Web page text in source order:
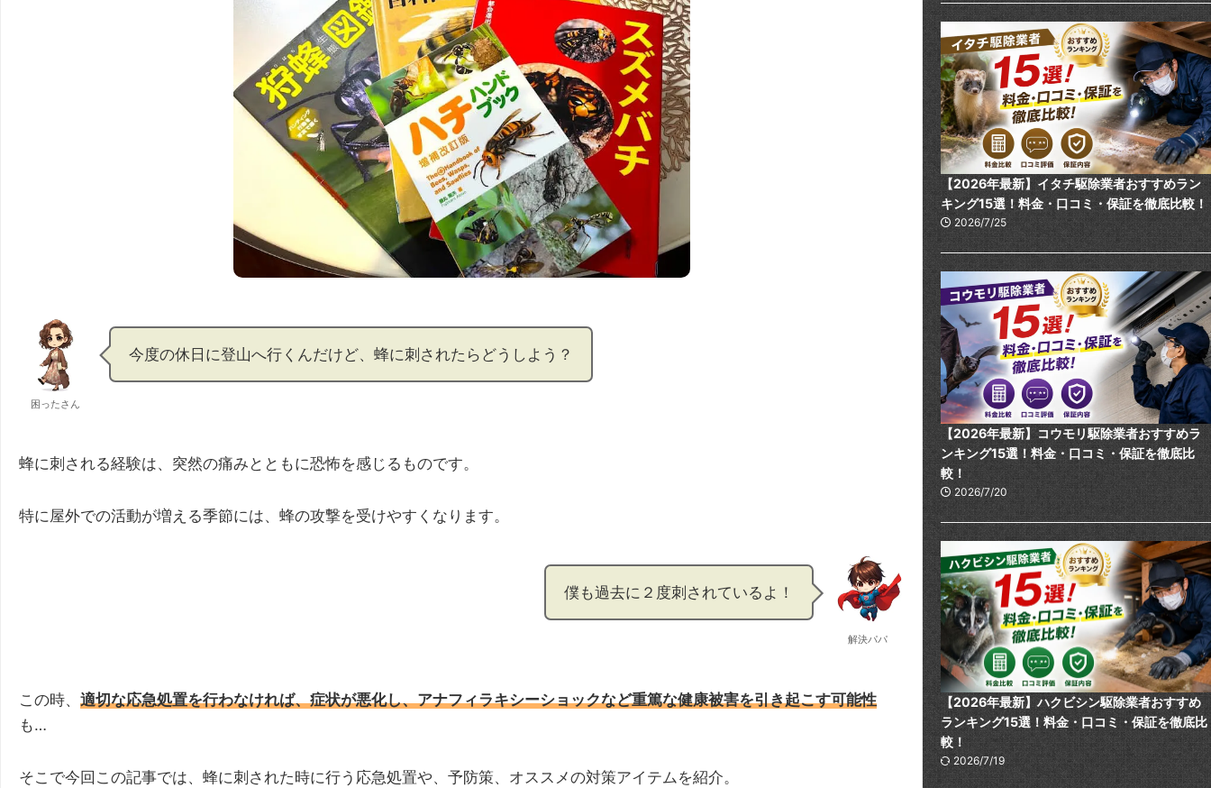
困ったさん
今度の休日に登山へ行くんだけど、蜂に刺されたらどうしよう？
蜂に刺される経験は、突然の痛みとともに恐怖を感じるものです。
特に屋外での活動が増える季節には、蜂の攻撃を受けやすくなります。
僕も過去に２度刺されているよ！
解決パパ
この時、 適切な応急処置を行わなければ、症状が悪化し、アナフィラキシーショックなど重篤な健康被害を引き起こす可能性
も…
そこで今回この記事では、蜂に刺された時に行う応急処置や、予防策、オススメの対策アイテムを紹介。
【2026年最新】イタチ駆除業者おすすめラン
キング15選！料金・口コミ・保証を徹底比較！
2026/7/25
【2026年最新】コウモリ駆除業者おすすめラ
ンキング15選！料金・口コミ・保証を徹底比
較！
2026/7/20
【2026年最新】ハクビシン駆除業者おすすめ
ランキング15選！料金・口コミ・保証を徹底比
較！
2026/7/19